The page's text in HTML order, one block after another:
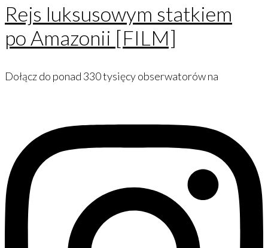
Rejs luksusowym statkiem
po Amazonii [FILM]
Dołącz do ponad 330 tysięcy obserwatorów na